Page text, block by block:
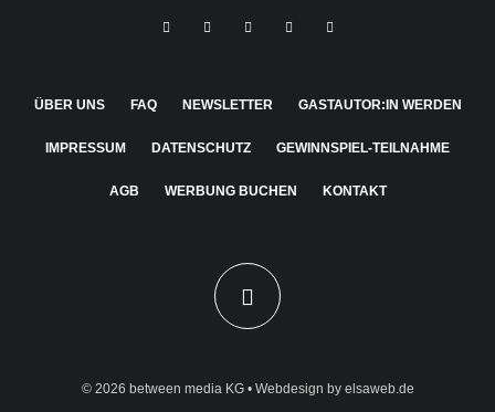
ÜBER UNS FAQ NEWSLETTER GASTAUTOR:IN WERDEN
IMPRESSUM DATENSCHUTZ GEWINNSPIEL-TEILNAHME
AGB WERBUNG BUCHEN KONTAKT
© 2026 between media KG• Webdesign by elsaweb.de